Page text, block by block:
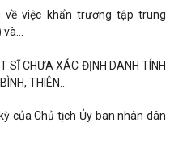
về việc khẩn trương tập trung
SĨ CHƯA XÁC ĐỊNH DANH TÍNH
THIÊN...
của Chủ tịch Ủy ban nhân dân